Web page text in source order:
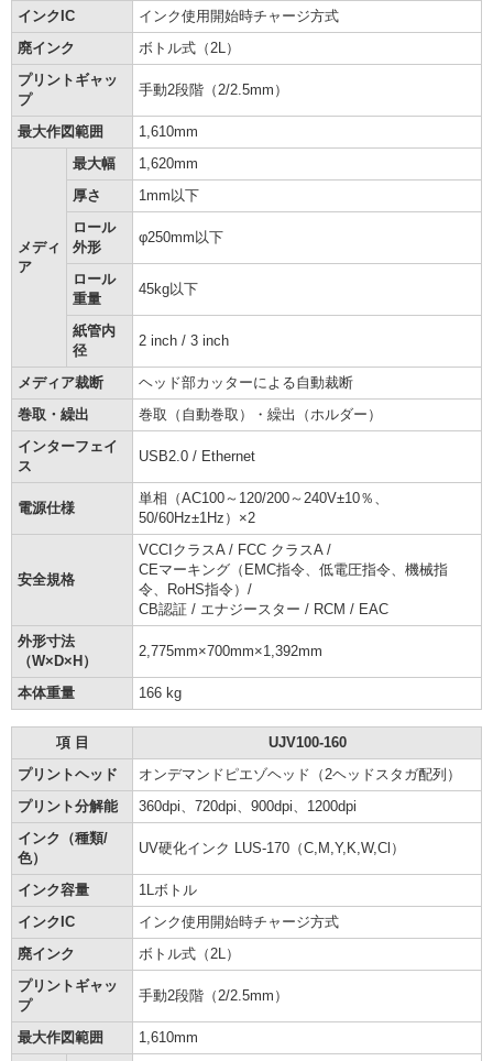
インクIC
インク使用開始時チャージ方式
廃インク
ボトル式（2L）
プリントギャッ
プ
手動2段階（2/2.5mm）
最大作図範囲 1,610mm
メディ
ア
最大幅
1,620mm
厚さ
1mm以下
ロール
外形
φ250mm以下
ロール
重量
45kg以下
紙管内
径
2 inch / 3 inch
メディア裁断
ヘッド部カッターによる自動裁断
巻取・繰出
巻取（自動巻取）・繰出（ホルダー）
インターフェイ
ス
USB2.0 / Ethernet
電源仕様
単相（AC100～120/200～240V±10％、
50/60Hz±1Hz）×2
安全規格
VCCIクラスA / FCC クラスA /
CEマーキング（EMC指令、低電圧指令、機械指
令、RoHS指令）/
CB認証 / エナジースター / RCM / EAC
外形寸法
（W×D×H）
2,775mm×700mm×1,392mm
本体重量 166 kg
項 目
UJV100-160
プリントヘッド
オンデマンドピエゾヘッド（2ヘッドスタガ配列）
プリント分解能
360dpi、720dpi、900dpi、1200dpi
インク（種類/
色）
UV硬化インク LUS-170（C,M,Y,K,W,Cl）
インク容量
1Lボトル
インクIC
インク使用開始時チャージ方式
廃インク
ボトル式（2L）
プリントギャッ
プ
手動2段階（2/2.5mm）
最大作図範囲 1,610mm